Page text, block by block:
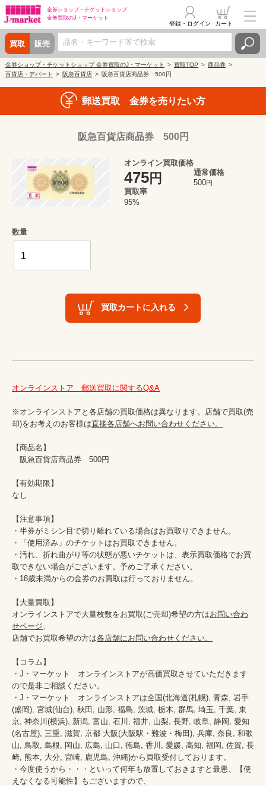
金券ショップ・ チケットショップ
金券買取のJ・マーケット
買取 販売
登録・ログイン カート
金券ショップ・チケットショップ 金券買取のJ・マーケット 買取TOP
商品券
百貨店・デパート
阪急百貨店 阪急百貨店商品券 500円
郵送買取 金券を売りたい方
阪急百貨店商品券 500円
オンライン買取価格
475円
通常価格
500円
買取率
95%
数量
買取カートに入れる
オンラインストア　郵送買取に関するQ&A
※オンラインストアと各店舗の買取価格は異なります。店舗で買取(売
却)をお考えのお客様は直接各店舗へお問い合わせください。
【商品名】
阪急百貨店商品券　500円
【有効期限】
なし
【注意事項】
・半券がミシン目で切り離れている場合はお買取りできません。
・「使用済み」のチケットはお買取できません。
・汚れ、折れ曲がり等の状態が悪いチケットは、表示買取価格でお買
取できない場合がございます。予めご了承ください。
・18歳未満からの金券のお買取は行っておりません。
【大量買取】
オンラインストアで大量枚数をお買取(ご売却)希望の方はお問い合わ
せページ
店舗でお買取希望の方は各店舗にお問い合わせください。
【コラム】
・J・マーケット　オンラインストアが高価買取させていただきます
ので是非ご相談ください。
・J・マーケット　オンラインストアは全国(北海道(札幌), 青森, 岩手
(盛岡), 宮城(仙台), 秋田, 山形, 福島, 茨城, 栃木, 群馬, 埼玉, 千葉, 東
京, 神奈川(横浜), 新潟, 富山, 石川, 福井, 山梨, 長野, 岐阜, 静岡, 愛知
(名古屋), 三重, 滋賀, 京都 大阪(大阪駅・難波・梅田), 兵庫, 奈良, 和歌
山, 鳥取, 島根, 岡山, 広島, 山口, 徳島, 香川, 愛媛, 高知, 福岡, 佐賀, 長
崎, 熊本, 大分, 宮崎, 鹿児島, 沖縄)から買取受付しております。
・今度使うから・・・といって何年も放置しておきますと最悪、【使
えなくなる可能性】もございますので、